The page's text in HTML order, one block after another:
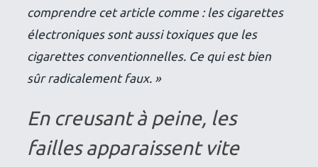
comprendre cet article comme : les cigarettes
électroniques sont aussi toxiques que les
cigarettes conventionnelles. Ce qui est bien
sûr radicalement faux. »
En creusant à peine, les
failles apparaissent vite